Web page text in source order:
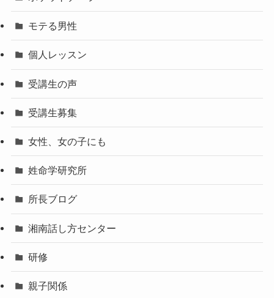
モテる男性
個人レッスン
受講生の声
受講生募集
女性、女の子にも
姓命学研究所
所長ブログ
湘南話し方センター
研修
親子関係